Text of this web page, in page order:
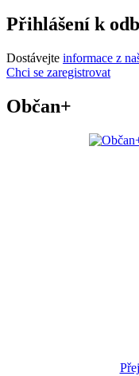
Přihlášení k
Dostávejte informace z
Chci se zaregistrovat
Občan+